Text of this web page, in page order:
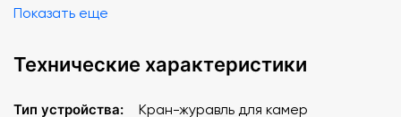
Максимальная высота
Показать еще
Технические характеристики
Тип устройства: Кран-журавль для камер